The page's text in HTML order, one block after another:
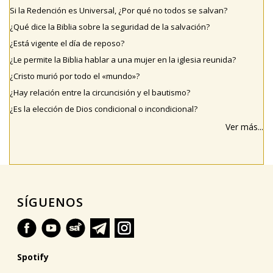
Si la Redención es Universal, ¿Por qué no todos se salvan?
¿Qué dice la Biblia sobre la seguridad de la salvación?
¿Está vigente el día de reposo?
¿Le permite la Biblia hablar a una mujer en la iglesia reunida?
¿Cristo murió por todo el «mundo»?
¿Hay relación entre la circuncisión y el bautismo?
¿Es la elección de Dios condicional o incondicional?
Ver más...
SÍGUENOS
Spotify